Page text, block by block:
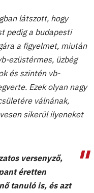
látszott, hogy
pedig a budapesti
a figyelmet, miután
ezüstérmes, üzbég
és szintén vb-
Ezek olyan nagy
válnának,
sikerül ilyeneket
versenyző,
éretten
tanuló is, és azt